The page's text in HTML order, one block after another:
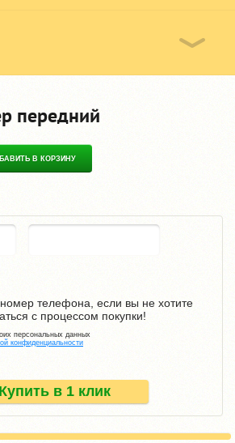
передний
В КОРЗИНУ
Купить в 1 клик
номер телефона, если вы не хотите
с процессом покупки!
персональных данных
конфиденциальности